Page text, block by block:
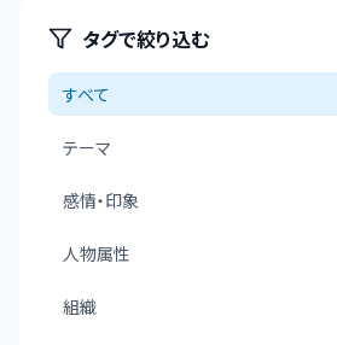
タグで絞り込む
すべて
テーマ
感情・印象
人物属性
組織